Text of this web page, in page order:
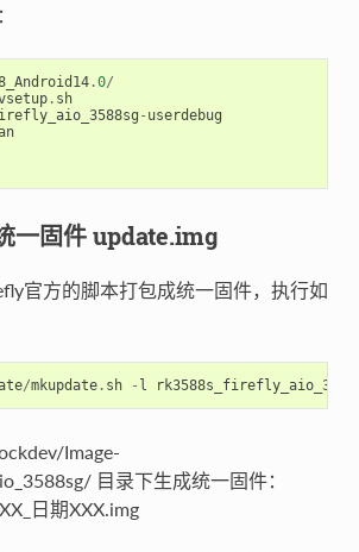
.0/
. sh
- userdebug
一固件 update.img
官方的脚本打包成统一固件，执行如
/mkupdate. sh - l
Image-
目录下生成统一固件：
日期XXX.img